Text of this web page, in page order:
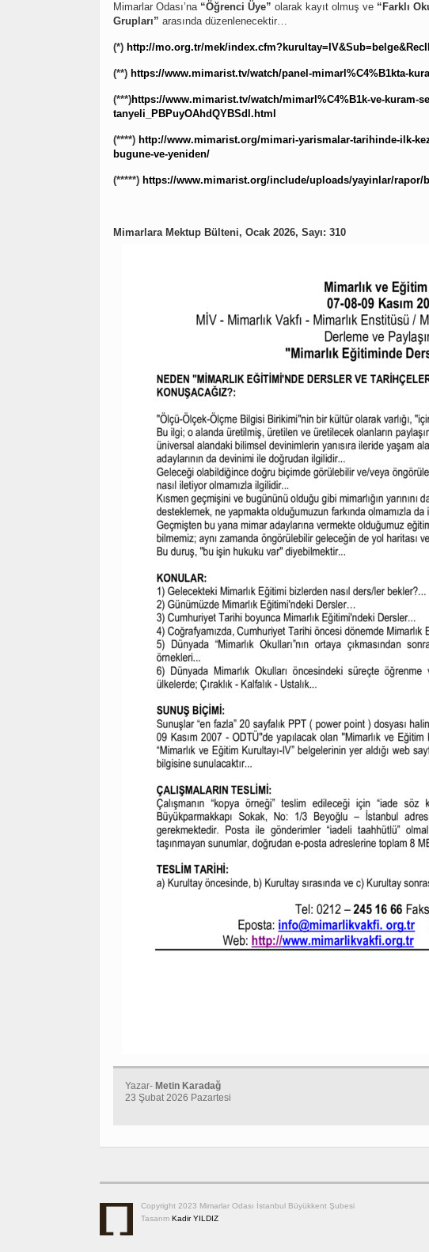
Mimarlar Odası’na “Öğrenci Üye” olarak kayıt olmuş ve “Farklı
Grupları” arasında düzenlenecektir…
(*) http://mo.org.tr/mek/
(**) https://www.mimarist.tv/watch/panel-mimarl%C4%B1kta-
(***)https://www.mimarist.tv/watch/mimarl%C4%B1k-ve-kuram-
tanyeli_PBPuyOAhdQYBSdl.html
(****) http://www.mimarist.org/mimari-yarismalar-tarihinde-ilk-
bugune-ve-yeniden/
(*****) https://www.mimarist.org/include/uploads/yayinlar/rapor/
Mimarlara Mektup Bülteni, Ocak 2026, Sayı: 310
Yazar- Metin Karadağ
23 Şubat 2026 Pazartesi
Copyright 2023 Mimarlar Odası İstanbul Büyükkent Şubesi
Tasarım Kadir YILDIZ